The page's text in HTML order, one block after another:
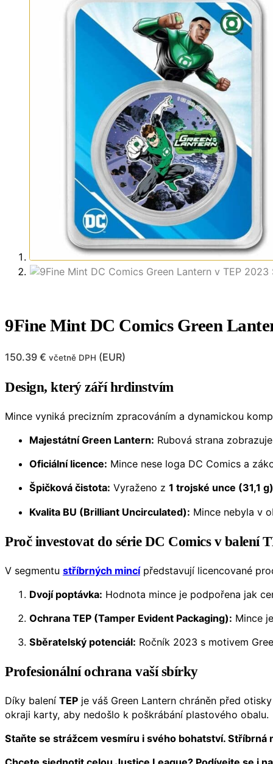
9Fine Mint DC Comics Green
150.39 € včetně DPH (EUR)
Design, který září hrdinstvím
Mince vyniká precizním zpracováním a dynamickou
Majestátní Green Lantern: Rubová strana
Oficiální licence: Mince nese loga DC Comics a
Špičková čistota: Vyraženo z 1 trojské unce (31,1
Kvalita BU (Brilliant Uncirculated): Mince nebyla v
Proč investovat do série DC Comics v balení
V segmentu stříbrných mincípředstavují licencované
Dvojí poptávka: Hodnota mince je podpořena jak
Ochrana TEP (Tamper Evident Packaging): Mince
Sběratelský potenciál: Ročník 2023 s motivem
Profesionální ochrana vaší sbírky
Díky balení TEP je váš Green Lantern chráněn před
okraji karty, aby nedošlo k poškrábání plastového obalu.
Staňte se strážcem vesmíru i svého bohatství.